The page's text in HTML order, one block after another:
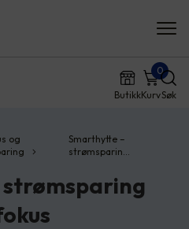
ButikkKurv
0
Søk
og
Smarthytte –
strømsparin…